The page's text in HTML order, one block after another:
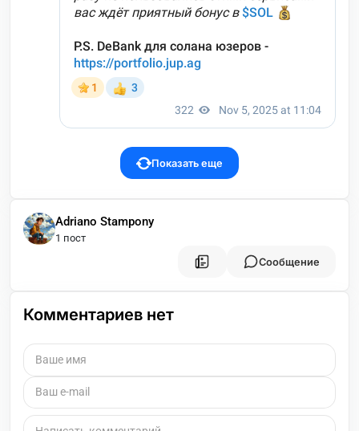
Показать еще
Adriano Stampony
1 пост
Сообщение
Комментариев нет